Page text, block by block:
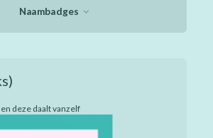
Naambadges
deze daalt vanzelf